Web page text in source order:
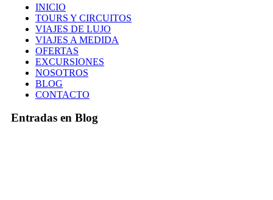
INICIO
TOURS Y CIRCUITOS
VIAJES DE LUJO
VIAJES A MEDIDA
OFERTAS
EXCURSIONES
NOSOTROS
BLOG
CONTACTO
Entradas en Blog